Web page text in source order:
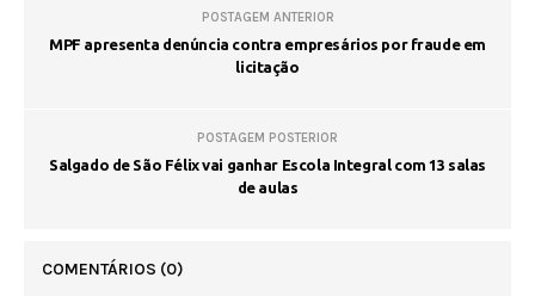
POSTAGEM ANTERIOR
MPF apresenta denúncia contra empresários por fraude em
licitação
POSTAGEM POSTERIOR
Salgado de São Félix vai ganhar Escola Integral com 13 salas
de aulas
COMENTÁRIOS (0)